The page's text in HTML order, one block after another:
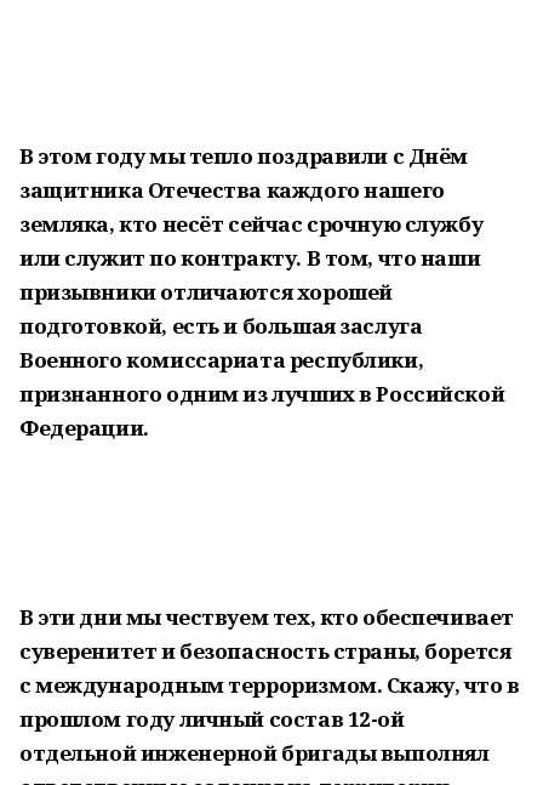
В этом году мы тепло поздравили с Днём
защитника Отечества каждого нашего
земляка, кто несёт сейчас срочную службу
или служит по контракту. В том, что наши
призывники отличаются хорошей
подготовкой, есть и большая заслуга
Военного комиссариата республики,
признанного одним из лучших в Российской
Федерации.
В эти дни мы чествуем тех, кто обеспечивает
суверенитет и безопасность страны, борется
с международным терроризмом. Скажу, что в
прошлом году личный состав 12-ой
отдельной инженерной бригады выполнял